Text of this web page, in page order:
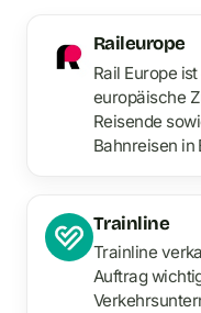
Raileurope
Rail Europe
europäische
Reisende
Bahnreisen in
Trainline
Trainline
Auftrag